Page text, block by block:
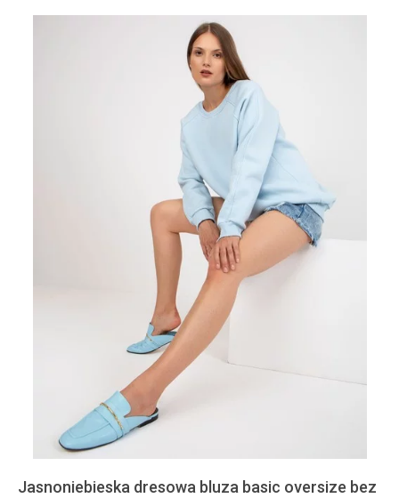
Jasnoniebieska dresowa bluza basic oversize bez